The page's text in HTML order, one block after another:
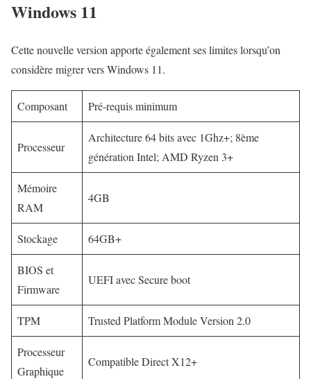
Windows 11
Cette nouvelle version apporte également ses limites lorsqu’on
considère migrer vers Windows 11.
Composant Pré-requis minimum
Processeur
Architecture 64 bits avec 1Ghz+; 8ème
génération Intel; AMD Ryzen 3+
Mémoire
RAM
4GB
Stockage 64GB+
BIOS et
Firmware
UEFI avec Secure boot
TPM Trusted Platform Module Version 2.0
Processeur
Graphique
Compatible Direct X12+